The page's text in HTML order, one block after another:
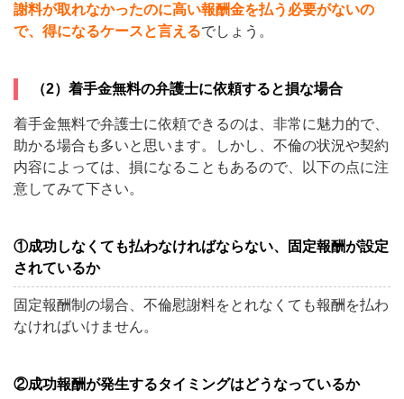
謝料が取れなかったのに高い報酬金を払う必要がないの
で、得になるケースと言えるでしょう。
（2）着手金無料の弁護士に依頼すると損な場合
着手金無料で弁護士に依頼できるのは、非常に魅力的で、
助かる場合も多いと思います。しかし、不倫の状況や契約
内容によっては、損になることもあるので、以下の点に注
意してみて下さい。
①成功しなくても払わなければならない、固定報酬が設定
されているか
固定報酬制の場合、不倫慰謝料をとれなくても報酬を払わ
なければいけません。
②成功報酬が発生するタイミングはどうなっているか